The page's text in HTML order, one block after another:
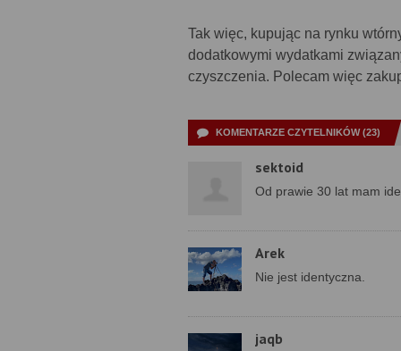
Tak więc, kupując na rynku
dodatkowymi wydatkami
czyszczenia. Polecam więc
KOMENTARZE CZYTELNIKÓW (23)
sektoid
Od prawie 30 lat mam
Arek
Nie jest identyczna.
jaqb